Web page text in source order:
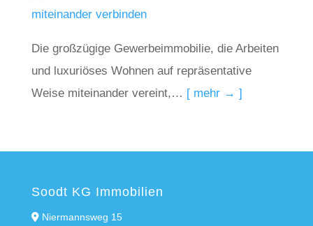
miteinander verbinden
Die großzügige Gewerbeimmobilie, die Arbeiten
und luxuriöses Wohnen auf repräsentative
Weise miteinander vereint,… [ mehr → ]
Soodt KG Immobilien
Niermannsweg 15